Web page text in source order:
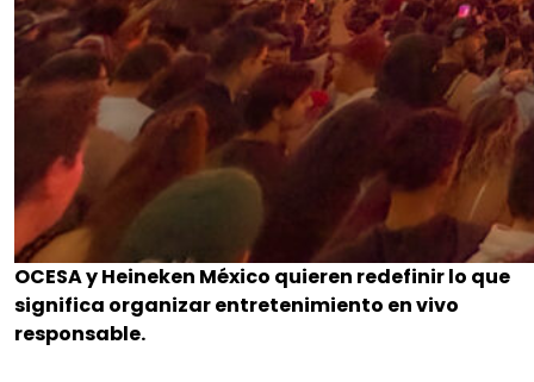
OCESA y Heineken México quieren redefinir lo que
significa organizar entretenimiento en vivo
responsable.